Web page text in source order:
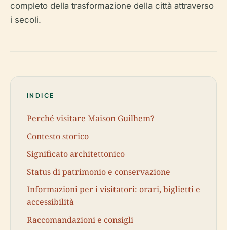
completo della trasformazione della città attraverso
i secoli.
INDICE
Perché visitare Maison Guilhem?
Contesto storico
Significato architettonico
Status di patrimonio e conservazione
Informazioni per i visitatori: orari, biglietti e
accessibilità
Raccomandazioni e consigli